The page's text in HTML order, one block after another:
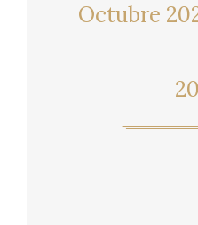
Octubre